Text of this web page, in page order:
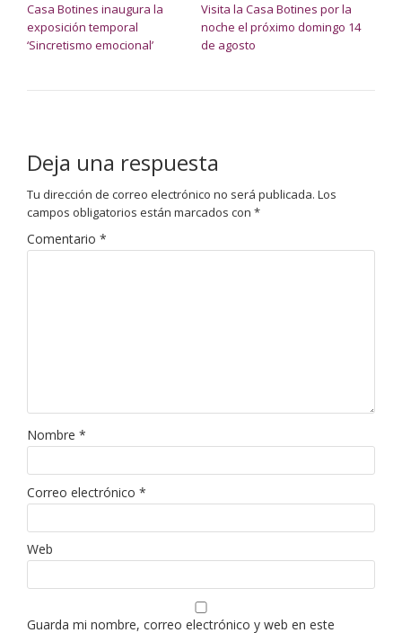
Casa Botines inaugura la
exposición temporal
‘Sincretismo emocional’
Visita la Casa Botines por la
noche el próximo domingo 14
de agosto
Deja una respuesta
Tu dirección de correo electrónico no será publicada. Los
campos obligatorios están marcados con *
Comentario *
Nombre *
Correo electrónico *
Web
Guarda mi nombre, correo electrónico y web en este